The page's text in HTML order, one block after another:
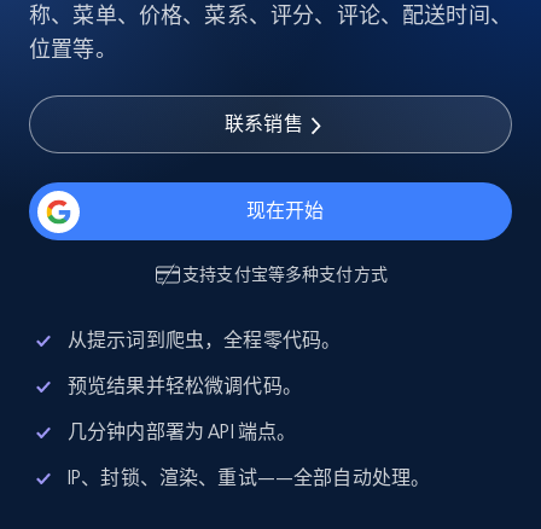
称、菜单、价格、菜系、评分、评论、配送时间、
位置等。
联系销售
现在开始
支持支付宝等多种支付方式
从提示词到爬虫，全程零代码。
预览结果并轻松微调代码。
几分钟内部署为 API 端点。
IP、封锁、渲染、重试——全部自动处理。